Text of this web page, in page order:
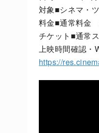
対象■シネマ・
料金■通常料金
チケット■通常
上映時間確認
https://